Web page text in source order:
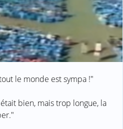
le monde est sympa !"
bien, mais trop longue, la